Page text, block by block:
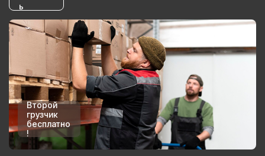
ь
Второй
грузчик
бесплатно
!